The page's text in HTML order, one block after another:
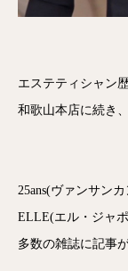
エステティシャン歴
和歌山本店に続き
25ans(ヴァンサンカ
ELLE(エル・ジャ
多数の雑誌に記事が